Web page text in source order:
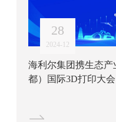
28
2024-12
海利尔集团携生态
都）国际3D打印大会